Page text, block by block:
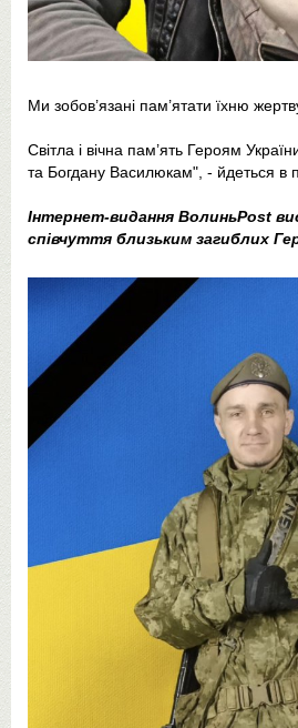
Ми зобов’язані пам’ятати їхню
Світла і вічна пам’ять Героям
та Богдану Василюкам", - йдеться в
Інтернет-видання ВолиньPost
співчуття близьким загиблих